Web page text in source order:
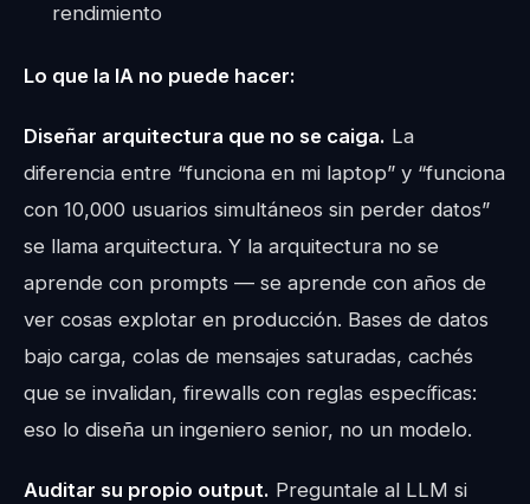
rendimiento
Lo que la IA no puede hacer:
Diseñar arquitectura que no se caiga. La
diferencia entre “funciona en mi laptop” y “funciona
con 10,000 usuarios simultáneos sin perder datos”
se llama arquitectura. Y la arquitectura no se
aprende con prompts — se aprende con años de
ver cosas explotar en producción. Bases de datos
bajo carga, colas de mensajes saturadas, cachés
que se invalidan, firewalls con reglas específicas:
eso lo diseña un ingeniero senior, no un modelo.
Auditar su propio output. Preguntale al LLM si